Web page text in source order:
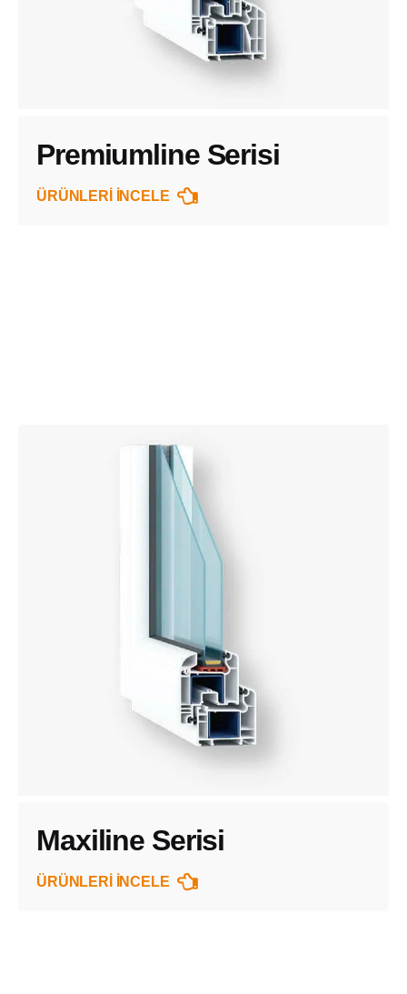
Premiumline Serisi
ÜRÜNLERİ İNCELE
Maxiline Serisi
ÜRÜNLERİ İNCELE